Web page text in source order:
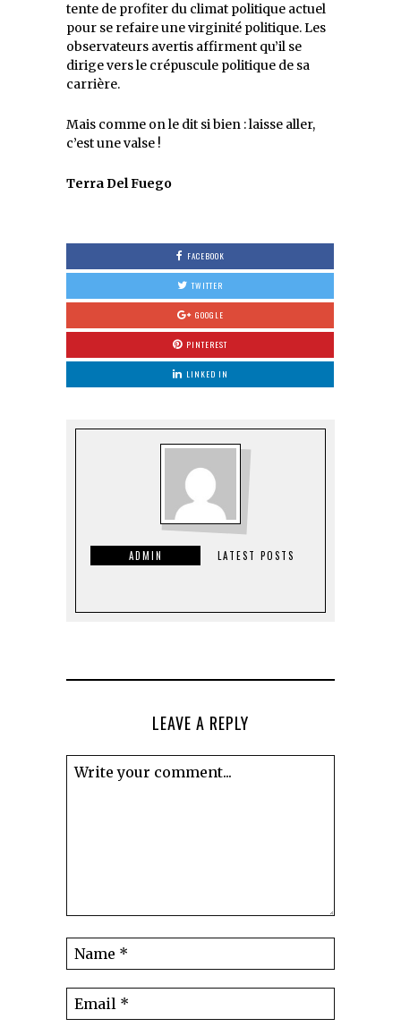
tente de profiter du climat politique actuel
pour se refaire une virginité politique. Les
observateurs avertis affirment qu’il se
dirige vers le crépuscule politique de sa
carrière.
Mais comme on le dit si bien : laisse aller,
c’est une valse !
Terra Del Fuego
FACEBOOK
TWITTER
GOOGLE
PINTEREST
LINKED IN
ADMIN LATEST POSTS
LEAVE A REPLY